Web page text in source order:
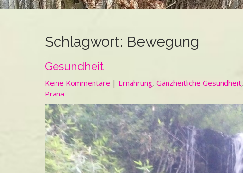
Schlagwort: Bewegung
Gesundheit
Keine Kommentare | Ernährung, Ganzheitliche Gesundheit,
Prana